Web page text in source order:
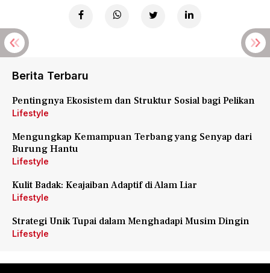
Berita Terbaru
Pentingnya Ekosistem dan Struktur Sosial bagi Pelikan
Lifestyle
Mengungkap Kemampuan Terbang yang Senyap dari
Burung Hantu
Lifestyle
Kulit Badak: Keajaiban Adaptif di Alam Liar
Lifestyle
Strategi Unik Tupai dalam Menghadapi Musim Dingin
Lifestyle